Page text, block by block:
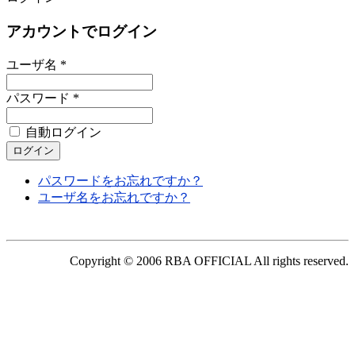
アカウントでログイン
ユーザ名 *
パスワード *
自動ログイン
パスワードをお忘れですか？
ユーザ名をお忘れですか？
Copyright © 2006 RBA OFFICIAL All rights reserved.